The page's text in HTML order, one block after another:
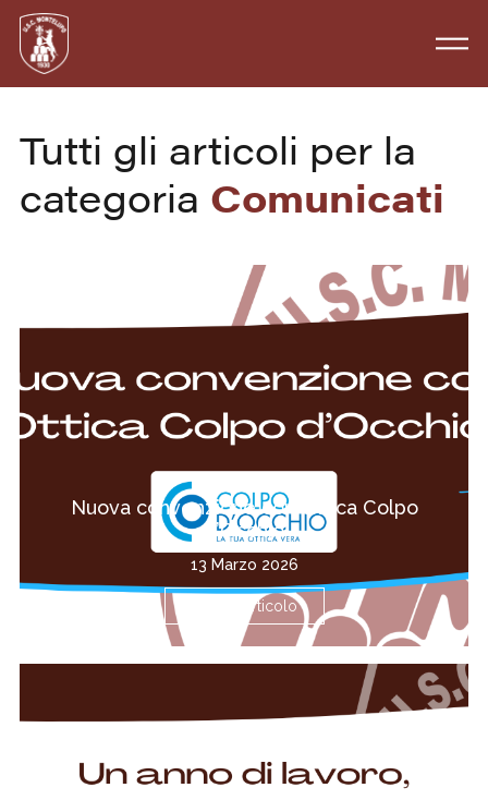
Tutti gli articoli per la
categoria Comunicati
Nuova convenzione con Ottica Colpo
d’Occhio
13 Marzo 2026
Leggi l'articolo